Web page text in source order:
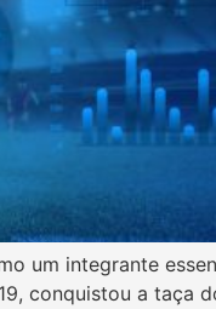
um integrante
conquistou a taça